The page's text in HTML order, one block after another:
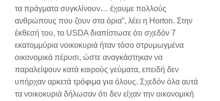
τα πράγματα συγκλίνουν… έχουμε πολλούς
ανθρώπους που ζουν στα όρια”, λέει η Horton. Στην
έκθεσή του, το USDA διαπίστωσε ότι σχεδόν 7
εκατομμύρια νοικοκυριά ήταν τόσο στρυμωγμένα
οικονομικά πέρυσι, ώστε αναγκάστηκαν να
παραλείψουν κατά καιρούς γεύματα, επειδή δεν
υπήρχαν αρκετά τρόφιμα για όλους. Σχεδόν όλα αυτά
τα νοικοκυριά δήλωσαν ότι δεν είχαν την οικονομική